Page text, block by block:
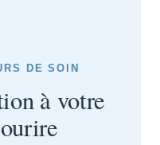
DE SOIN
à votre